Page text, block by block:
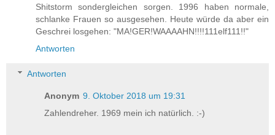
Shitstorm sondergleichen sorgen. 1996 haben normale,
schlanke Frauen so ausgesehen. Heute würde da aber ein
Geschrei losgehen: "MA!GER!WAAAAHN!!!!111elf111!!"
Antworten
Antworten
Anonym 9. Oktober 2018 um 19:31
Zahlendreher. 1969 mein ich natürlich. :-)